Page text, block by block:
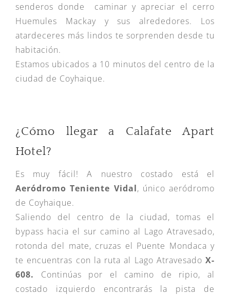
senderos donde caminar y apreciar el cerro
Huemules Mackay y sus alrededores. Los
atardeceres más lindos te sorprenden desde tu
habitación.
Estamos ubicados a 10 minutos del centro de la
ciudad de Coyhaique.
¿Cómo llegar a Calafate Apart
Hotel?
Es muy fácil! A nuestro costado está el
Aeródromo Teniente Vidal, único aeródromo
de Coyhaique.
Saliendo del centro de la ciudad, tomas el
bypass hacia el sur camino al Lago Atravesado,
rotonda del mate, cruzas el Puente Mondaca y
te encuentras con la ruta al Lago Atravesado X-
608. Continúas por el camino de ripio, al
costado izquierdo encontrarás la pista de